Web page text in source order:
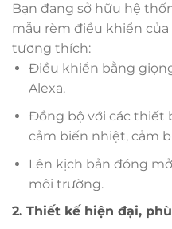
Bạn đang sở hữu hệ
mẫu rèm điều khiển
tương thích:
Điều khiển bằng
Alexa.
Đồng bộ với các thiết
cảm biến nhiệt, cảm
Lên kịch bản đóng
môi trường.
2. Thiết kế hiện đại,